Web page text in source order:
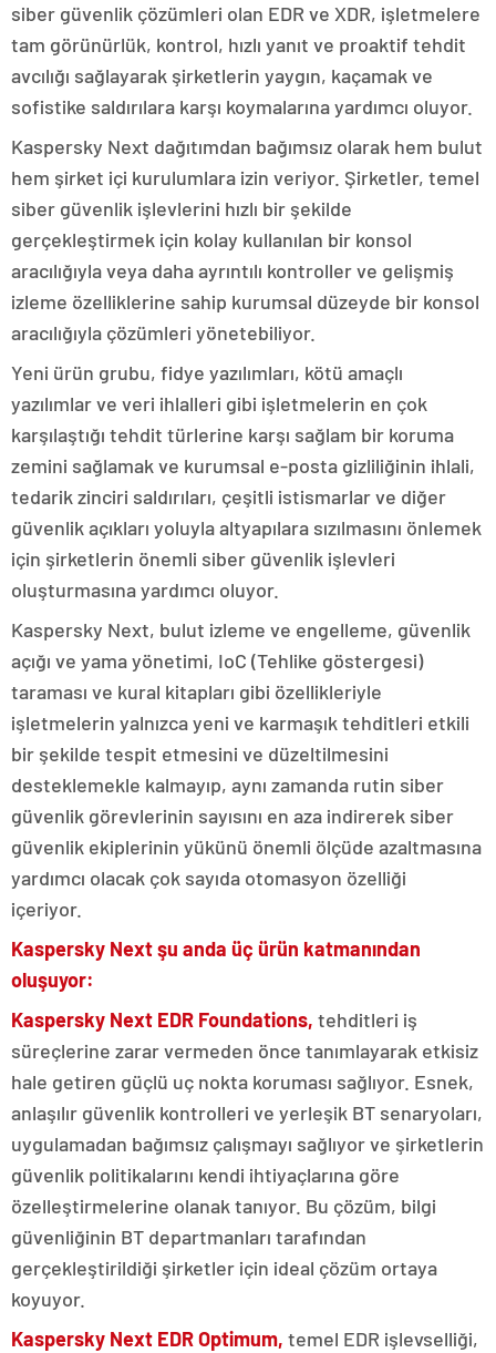
siber güvenlik çözümleri olan EDR ve XDR, işletmelere
tam görünürlük, kontrol, hızlı yanıt ve proaktif tehdit
avcılığı sağlayarak şirketlerin yaygın, kaçamak ve
sofistike saldırılara karşı koymalarına yardımcı oluyor.
Kaspersky Next dağıtımdan bağımsız olarak hem bulut
hem şirket içi kurulumlara izin veriyor. Şirketler, temel
siber güvenlik işlevlerini hızlı bir şekilde
gerçekleştirmek için kolay kullanılan bir konsol
aracılığıyla veya daha ayrıntılı kontroller ve gelişmiş
izleme özelliklerine sahip kurumsal düzeyde bir konsol
aracılığıyla çözümleri yönetebiliyor.
Yeni ürün grubu, fidye yazılımları, kötü amaçlı
yazılımlar ve veri ihlalleri gibi işletmelerin en çok
karşılaştığı tehdit türlerine karşı sağlam bir koruma
zemini sağlamak ve kurumsal e-posta gizliliğinin ihlali,
tedarik zinciri saldırıları, çeşitli istismarlar ve diğer
güvenlik açıkları yoluyla altyapılara sızılmasını önlemek
için şirketlerin önemli siber güvenlik işlevleri
oluşturmasına yardımcı oluyor.
Kaspersky Next, bulut izleme ve engelleme, güvenlik
açığı ve yama yönetimi, IoC (Tehlike göstergesi)
taraması ve kural kitapları gibi özellikleriyle
işletmelerin yalnızca yeni ve karmaşık tehditleri etkili
bir şekilde tespit etmesini ve düzeltilmesini
desteklemekle kalmayıp, aynı zamanda rutin siber
güvenlik görevlerinin sayısını en aza indirerek siber
güvenlik ekiplerinin yükünü önemli ölçüde azaltmasına
yardımcı olacak çok sayıda otomasyon özelliği
içeriyor.
Kaspersky Next şu anda üç ürün katmanından
oluşuyor:
Kaspersky Next EDR Foundations, tehditleri iş
süreçlerine zarar vermeden önce tanımlayarak etkisiz
hale getiren güçlü uç nokta koruması sağlıyor. Esnek,
anlaşılır güvenlik kontrolleri ve yerleşik BT senaryoları,
uygulamadan bağımsız çalışmayı sağlıyor ve şirketlerin
güvenlik politikalarını kendi ihtiyaçlarına göre
özelleştirmelerine olanak tanıyor. Bu çözüm, bilgi
güvenliğinin BT departmanları tarafından
gerçekleştirildiği şirketler için ideal çözüm ortaya
koyuyor.
Kaspersky Next EDR Optimum, temel EDR işlevselliği,